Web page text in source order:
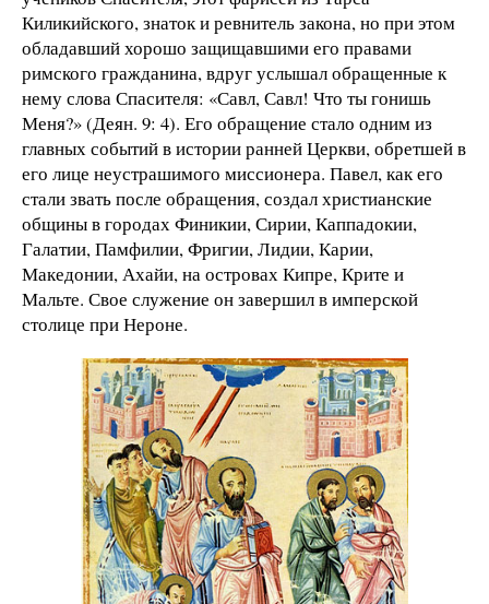
Киликийского, знаток и ревнитель закона, но при этом
обладавший хорошо защищавшими его правами
римского гражданина, вдруг услышал обращенные к
нему слова Спасителя: «Савл, Савл! Что ты гонишь
Меня?» (Деян. 9: 4). Его обращение стало одним из
главных событий в истории ранней Церкви, обретшей в
его лице неустрашимого миссионера. Павел, как его
стали звать после обращения, создал христианские
общины в городах Финикии, Сирии, Каппадокии,
Галатии, Памфилии, Фригии, Лидии, Карии,
Македонии, Ахайи, на островах Кипре, Крите и
Мальте. Свое служение он завершил в имперской
столице при Нероне.